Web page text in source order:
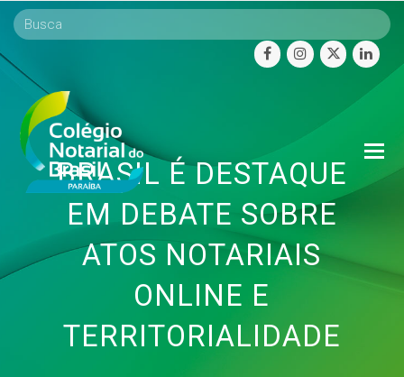
facebookinstagram
twitter
BRASIL É DESTAQUE
EM DEBATE SOBRE
ATOS NOTARIAIS
ONLINE E
TERRITORIALIDADE